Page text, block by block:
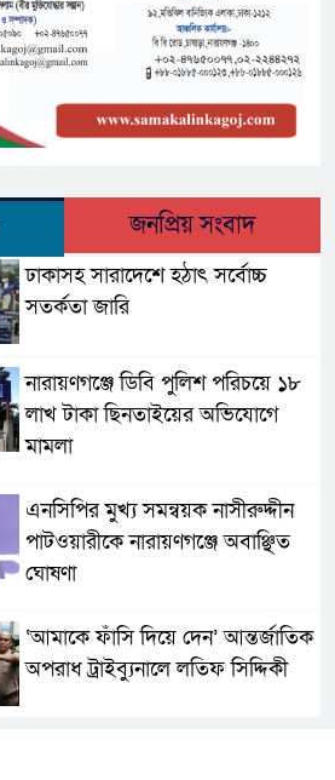
জনপ্রিয় সংবাদ
ঢাকাসহ সারাদেশে হঠাৎ সর্বোচ্চ
সতর্কতা জা‌রি
নারায়ণগঞ্জে ডিবি পুলিশ পরিচয়ে ১৮
লাখ টাকা ছিনতাইয়ের অভিযোগে
মামলা
এনসিপির মুখ্য সমন্বয়ক নাসীরুদ্দীন
পাটওয়ারীকে নারায়ণগঞ্জে অবাঞ্ছিত
ঘোষণা
‘আমাকে ফাঁসি দিয়ে দেন’ আন্তর্জাতিক
অপরাধ ট্রাইব্যুনালে লতিফ সিদ্দিকী